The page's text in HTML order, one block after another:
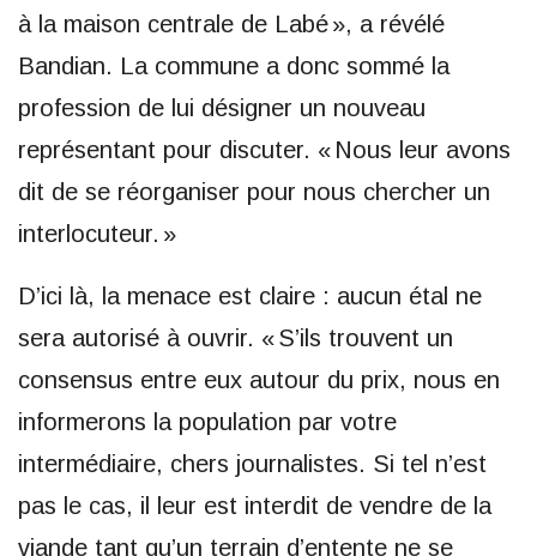
à la maison centrale de Labé », a révélé
Bandian. La commune a donc sommé la
profession de lui désigner un nouveau
représentant pour discuter. « Nous leur avons
dit de se réorganiser pour nous chercher un
interlocuteur. »
D’ici là, la menace est claire : aucun étal ne
sera autorisé à ouvrir. « S’ils trouvent un
consensus entre eux autour du prix, nous en
informerons la population par votre
intermédiaire, chers journalistes. Si tel n’est
pas le cas, il leur est interdit de vendre de la
viande tant qu’un terrain d’entente ne se